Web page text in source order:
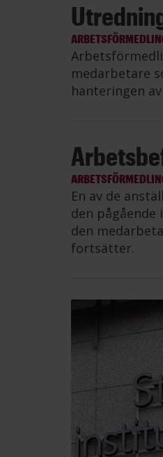
medarbetare
hanteringen
En av de
den
den
fortsätter.